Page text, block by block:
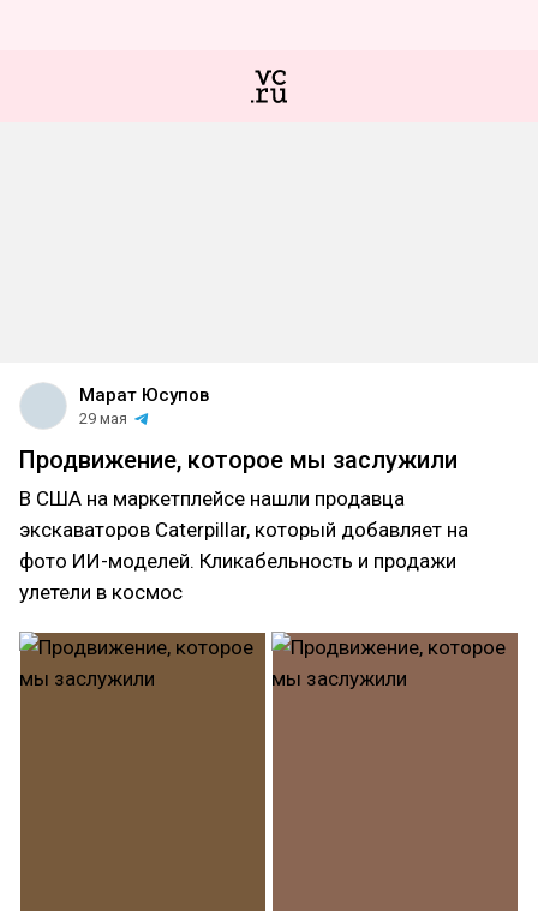
Марат Юсупов
29 мая
Продвижение, которое мы заслужили
В США на маркетплейсе нашли продавца
экскаваторов Caterpillar, который добавляет на
фото ИИ-моделей. Кликабельность и продажи
улетели в космос